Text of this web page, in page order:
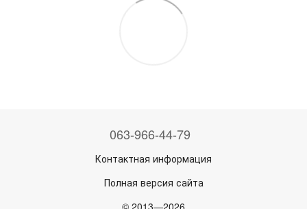
063-966-44-79
Контактная информация
Полная версия сайта
© 2013—2026